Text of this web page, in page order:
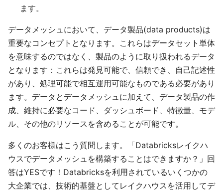
ます。
データメッシュにおいて、データ製品(data products)は
重要なコンセプトとなります。これらはデータセット単体
を意味するのではなく、製品のように取り扱われるデータ
となります：これらは発見可能で、信頼でき、自己記述性
があり、処理可能で相互運用可能なものである必要があり
ます。データとデータメッシュに加えて、データ製品の作
成、維持に必要なコード、ダッシュボード、特徴量、モデ
ル、その他のリソースを含めることが可能です。
多くのお客様はこう質問します。「Databricksレイクハ
ウスでデータメッシュを構築することはできますか？」回
答はYESです！Databricksを利用されているいくつかの
大企業では、技術的基盤としてレイクハウスを活用してデ